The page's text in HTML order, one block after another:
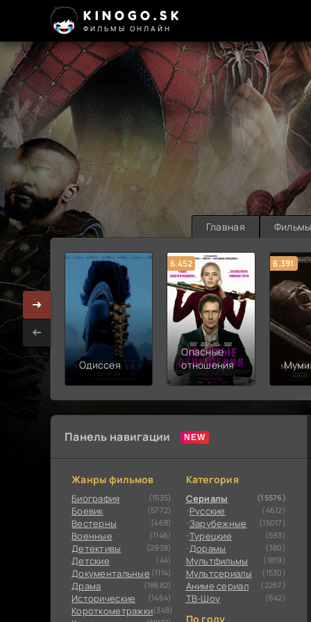
KINOGO.SK
ФИЛЬМЫ ОНЛАЙН
Главная Фильмы
Одиссея
6.452
Опасные
отношения
6.391
Панель навигации
Жанры фильмов
Биография (1535)
Боевик (5772)
Вестерны (468)
Военные (1146)
Детективы (2938)
Детские (44)
Документальные (1114)
Драма (18682)
Исторические (1464)
Короткометражки(348)
Категория
Сериалы (15576)
Русские (4612)
Зарубежные (15017)
Турецкие (593)
Дорамы (380)
Мультфильмы (1819)
Мультсериалы (1530)
Аниме сериал (2267)
ТВ-Шоу (642)
По году